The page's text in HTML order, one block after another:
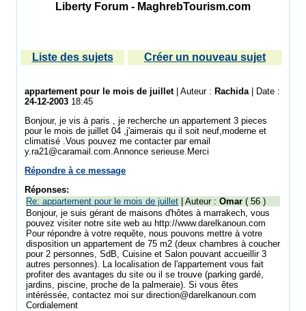
Liberty Forum - MaghrebTourism.com
Liste des sujets Créer un nouveau sujet
appartement pour le mois de juillet| Auteur : Rachida| Date :
24-12-2003 18:45
Bonjour, je vis à paris , je recherche un appartement 3 pieces
pour le mois de juillet 04 ,j'aimerais qu il soit neuf,moderne et
climatisé .Vous pouvez me contacter par email
y.ra21@caramail.com.Annonce serieuse.Merci
Répondre à ce message
Réponses:
Re: appartement pour le mois de juillet | Auteur : Omar ( 56 )
Bonjour, je suis gérant de maisons d'hôtes à marrakech, vous
pouvez visiter notre site web au http://www.darelkanoun.com
Pour répondre à votre requête, nous pouvons mettre à votre
disposition un appartement de 75 m2 (deux chambres à coucher
pour 2 personnes, SdB, Cuisine et Salon pouvant accueillir 3
autres personnes). La localisation de l'appartement vous fait
profiter des avantages du site ou il se trouve (parking gardé,
jardins, piscine, proche de la palmeraie). Si vous êtes
intéréssée, contactez moi sur direction@darelkanoun.com
Cordialement